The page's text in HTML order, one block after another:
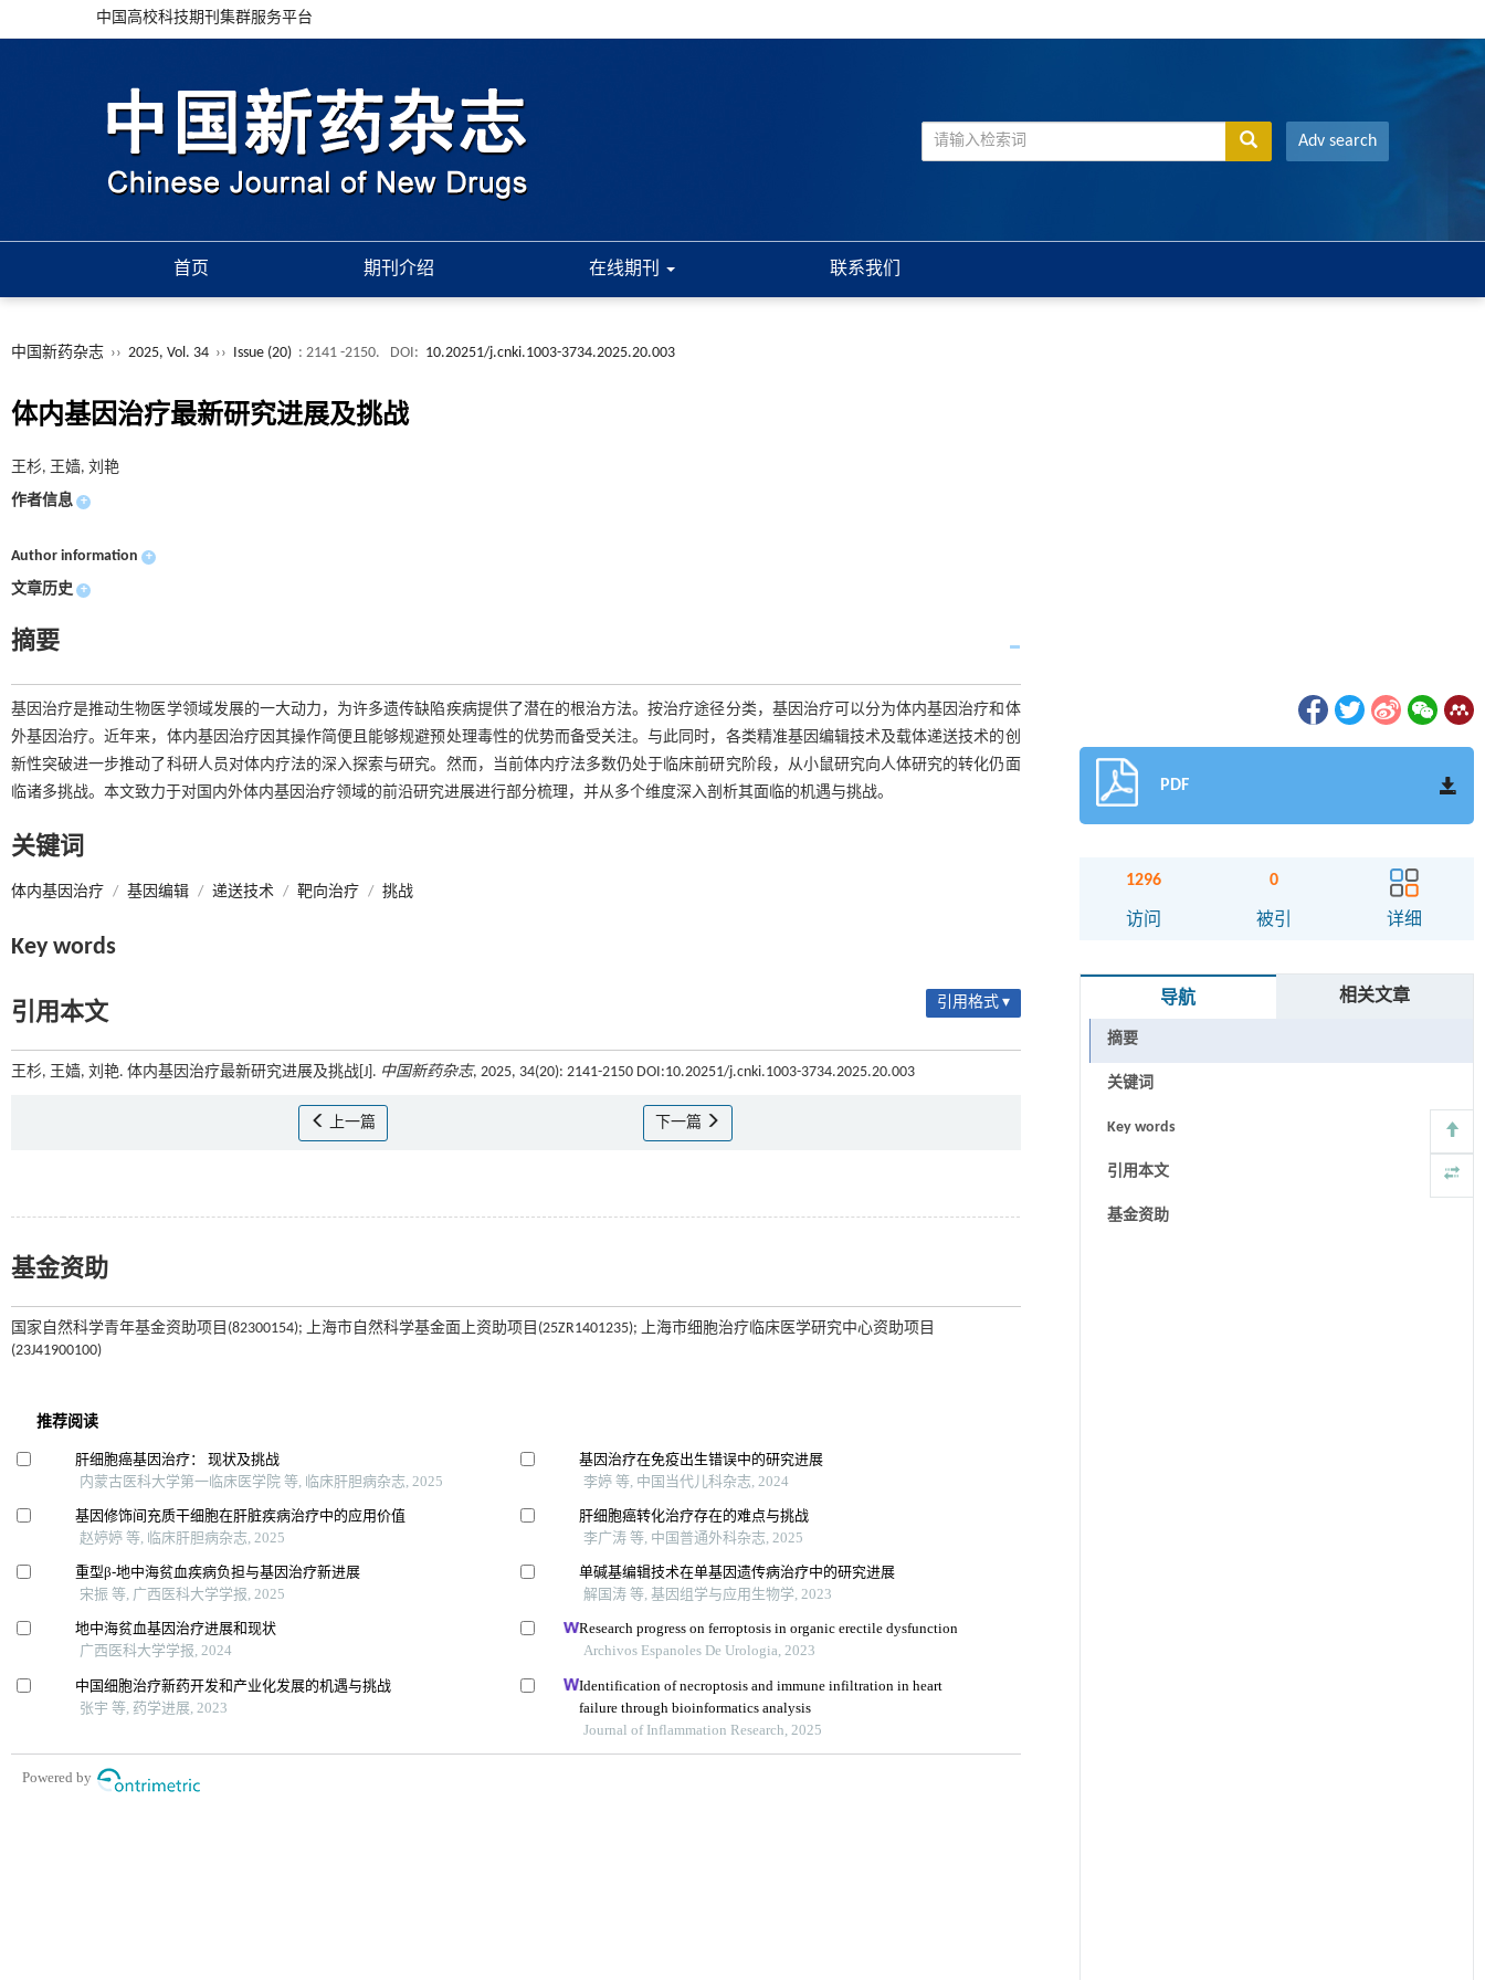
中国高校科技期刊集群服务平台
Adv search
首页 期刊介绍 在线期刊 联系我们
中国新药杂志 ›› 2025, Vol. 34 ›› Issue (20) : 2141 -2150. DOI: 10.20251/j.cnki.1003-3734.2025.20.003
体内基因治疗最新研究进展及挑战
王杉, 王嫱, 刘艳
作者信息 +
Author information +
文章历史 +
摘要
基因治疗是推动生物医学领域发展的一大动力，为许多遗传缺陷疾病提供了潜在的根治方法。按治疗途径分类，基因治疗可以分为体内基因治疗和体
外基因治疗。近年来，体内基因治疗因其操作简便且能够规避预处理毒性的优势而备受关注。与此同时，各类精准基因编辑技术及载体递送技术的创
新性突破进一步推动了科研人员对体内疗法的深入探索与研究。然而，当前体内疗法多数仍处于临床前研究阶段，从小鼠研究向人体研究的转化仍面
临诸多挑战。本文致力于对国内外体内基因治疗领域的前沿研究进展进行部分梳理，并从多个维度深入剖析其面临的机遇与挑战。
关键词
体内基因治疗 / 基因编辑 / 递送技术 / 靶向治疗 / 挑战
Key words
引用本文 引用格式 ▾
王杉, 王嫱, 刘艳. 体内基因治疗最新研究进展及挑战[J]. 中国新药杂志, 2025, 34(20): 2141-2150 DOI:10.20251/j.cnki.1003-3734.2025.20.003
上一篇 下一篇
基金资助
国家自然科学青年基金资助项目(82300154); 上海市自然科学基金面上资助项目(25ZR1401235); 上海市细胞治疗临床医学研究中心资助项目
(23J41900100)
PDF
1296
访问
0
被引 详细
导航 相关文章
摘要
关键词
Key words
引用本文
基金资助